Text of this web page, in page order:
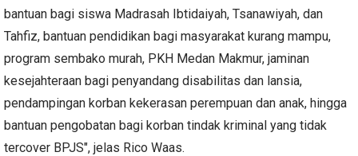
bantuan bagi siswa Madrasah Ibtidaiyah, Tsanawiyah, dan
Tahfiz, bantuan pendidikan bagi masyarakat kurang mampu,
program sembako murah, PKH Medan Makmur, jaminan
kesejahteraan bagi penyandang disabilitas dan lansia,
pendampingan korban kekerasan perempuan dan anak, hingga
bantuan pengobatan bagi korban tindak kriminal yang tidak
tercover BPJS", jelas Rico Waas.